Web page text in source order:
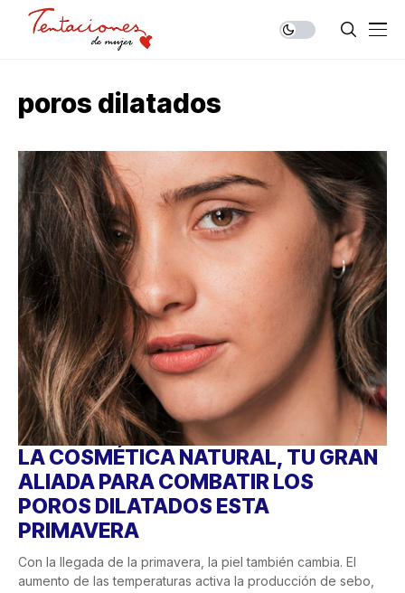
poros dilatados
LA COSMÉTICA NATURAL, TU GRAN
ALIADA PARA COMBATIR LOS
POROS DILATADOS ESTA
PRIMAVERA
Con la llegada de la primavera, la piel también cambia. El
aumento de las temperaturas activa la producción de sebo,